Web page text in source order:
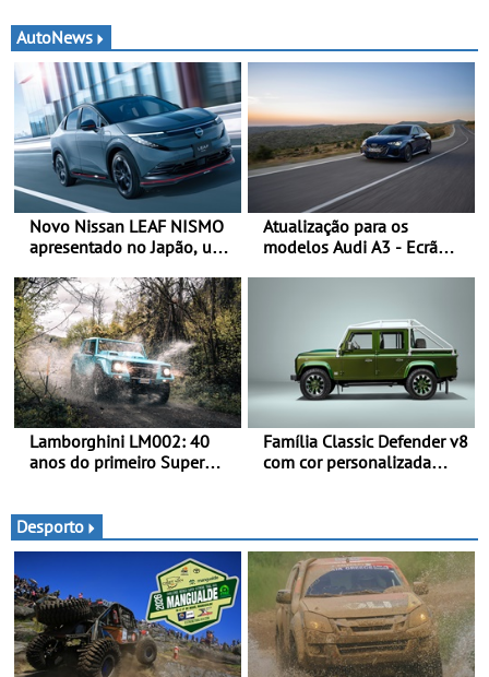
AutoNews
Novo Nissan LEAF NISMO
apresentado no Japão, uma
desportiva do SUV 100%
elétrico - Versão de maior
desempenho da terceira
geração do modelo elétrico
da marca
Atualização para os
modelos Audi A3 - Ecrã
assistente de marcha-atrás
Lamborghini LM002: 40
anos do primeiro Super
o extraordinário todo-o-
terreno com motor V12 que
abriu caminho para a
família Urus
Família Classic Defender v8
com cor personalizada
Desporto